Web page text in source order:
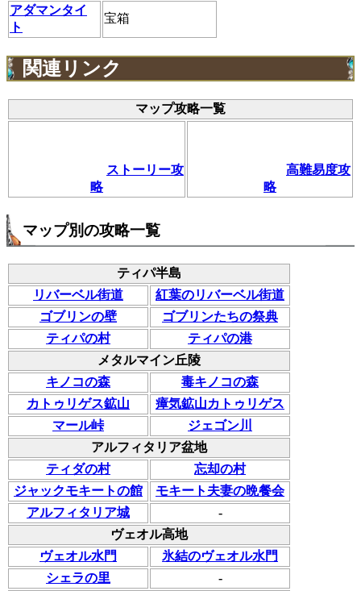
アダマンタイ
ト
宝箱
関連リンク
マップ攻略一覧
ストーリー攻
略
高難易度攻
略
マップ別の攻略一覧
ティパ半島
リバーベル街道
紅葉のリバーベル街道
ゴブリンの壁
ゴブリンたちの祭典
ティパの村
ティパの港
メタルマイン丘陵
キノコの森
毒キノコの森
カトゥリゲス鉱山
瘴気鉱山カトゥリゲス
マール峠
ジェゴン川
アルフィタリア盆地
ティダの村
忘却の村
ジャックモキートの館
モキート夫妻の晩餐会
アルフィタリア城
-
ヴェオル高地
ヴェオル水門
氷結のヴェオル水門
シェラの里
-